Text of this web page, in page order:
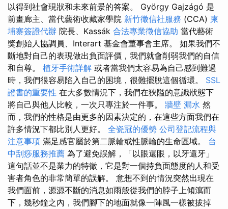
以得到社會現狀和未來前景的答案。 György Gajzágó 是
前畫廊主、當代藝術收藏家學院 新竹徵信社服務 (CCA) 柬
埔寨簽證代辦 院長、Kassák 合法專業徵信協助 當代藝術
獎創始人協調員、Interart 基金會董事會主席。 如果我們不
斷地對自己的表現做出負面評價，我們就會削弱我們的自信
和自尊。 植牙手術詳解 或者當我們太容易為自己感到難過
時，我們很容易陷入自己的困境，很難擺脫這個循環。 SSL
證書的重要性 在大多數情況下，我們在狹隘的意識狀態下
將自己與他人比較，一次只專注於一件事。 牆壁 漏水 然
而，我們的性格是由更多的因素決定的，在這些方面我們在
許多情況下都比別人更好。 全瓷冠的優勢 公司登記流程與
注意事項 滿足感官屬於第二脈輪或性脈輪的生命區域。 台
中刮痧服務推薦 為了避免誤解，「以眼還眼，以牙還牙」
這句話並不是業力的特徵，它是對一個持負面態度的人和受
害者角色的非常簡單的誤解。 意想不到的情況突然出現在
我們面前，源源不斷的消息如雨般從我們的脖子上傾瀉而
下，幾秒鐘之內，我們腳下的地面就像一陣風一樣被拔掉